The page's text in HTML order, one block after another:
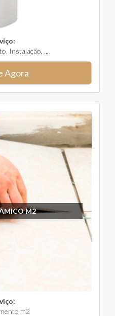
Instalação, ...
Agora
M2
m2